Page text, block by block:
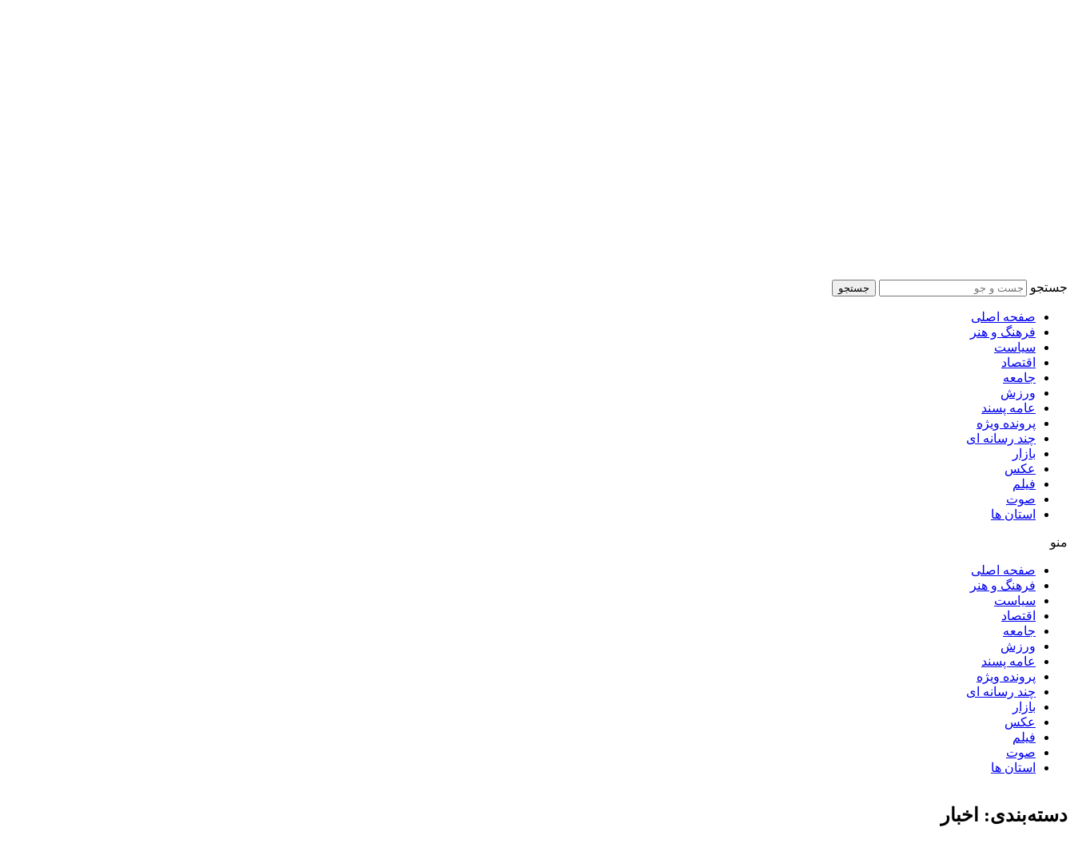
جستجو جستجو
صفحه اصلی
فرهنگ و هنر
سیاست
اقتصاد
جامعه
ورزش
عامه پسند
پرونده ویژه
چند رسانه ای
بازار
عکس
فیلم
صوت
استان ها
منو
صفحه اصلی
فرهنگ و هنر
سیاست
اقتصاد
جامعه
ورزش
عامه پسند
پرونده ویژه
چند رسانه ای
بازار
عکس
فیلم
صوت
استان ها
دسته‌بندی: اخبار